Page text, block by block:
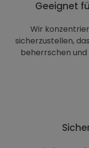
Geeignet
Wir
sicherzustellen,
beherrschen